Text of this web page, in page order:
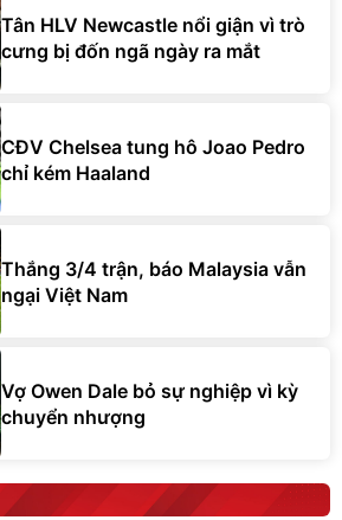
Tân HLV Newcastle nổi giận vì trò
cưng bị đốn ngã ngày ra mắt
CĐV Chelsea tung hô Joao Pedro
chỉ kém Haaland
Thắng 3/4 trận, báo Malaysia vẫn
ngại Việt Nam
Vợ Owen Dale bỏ sự nghiệp vì kỳ
chuyển nhượng